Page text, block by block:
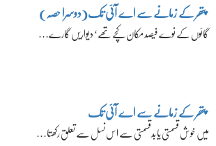
پتھر کے زمانے سے اے آئی تک(دوسرا حصہ)
گائوں کے نوے فیصد مکان کچے تھے‘ دیواریں گارے…
پتھر کے زمانے سے اے آئی تک
میں خوش قسمتی یا بدقسمتی سے اس نسل سے تعلق رکھتا…